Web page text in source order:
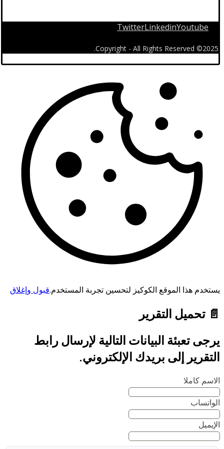
TwitterLinkedinYoutube
2025© Copyright - All Rights Reserved.
يستخدم هذا الموقع الكوكيز لتحسين تجربة المستخدم.قبول وإغلاق
📄 تحميل التقرير
يرجى تعبئة البيانات التالية لإرسال رابط
التقرير إلى بريدك الإلكتروني.
الاسم كاملا
الواتساب
الإيميل